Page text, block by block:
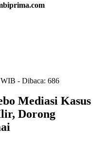
- Dibaca: 686
Mediasi Kasus
Dorong